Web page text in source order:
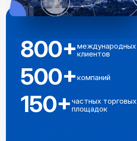
800+международных
клиентов
500+компаний
150+частных торговых
площадок